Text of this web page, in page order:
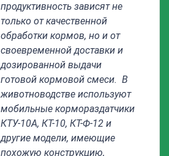
продуктивность зависят не
только от качественной
обработки кормов, но и от
своевременной доставки и
дозированной выдачи
готовой кормовой смеси. В
животноводстве используют
мобильные кормораздатчики
КТУ-10А, КТ-10, КТ-Ф-12 и
другие модели, имеющие
похожую конструкцию,